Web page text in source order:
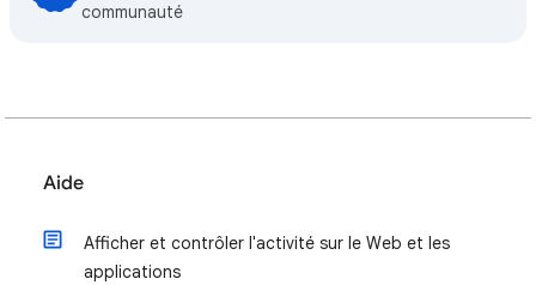
communauté
Aide
Afficher et contrôler l'activité sur le Web et les
applications